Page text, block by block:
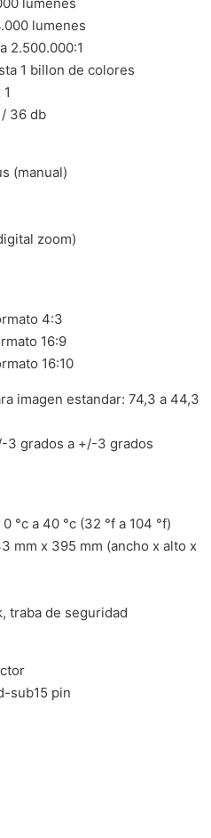
lumenes
lumenes
2.500.000:1
1 billon de colores
36 db
(manual)
zoom)
4:3
16:9
16:10
imagen estandar: 74,3 a 44,3
3 grados a +/-3 grados
°c a 40 °c (32 °f a 104 °f)
mm x 395 mm (ancho x alto x
traba de seguridad
sub15 pin